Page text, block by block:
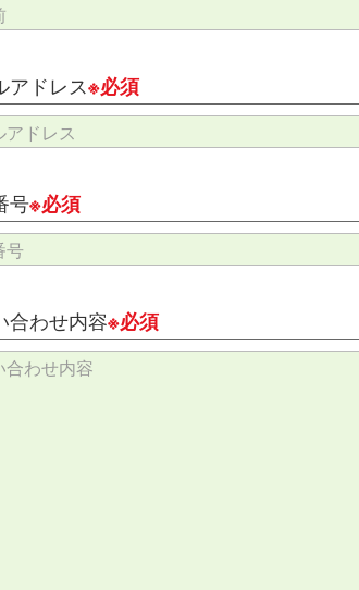
アドレス※必須
号※必須
合わせ内容※必須